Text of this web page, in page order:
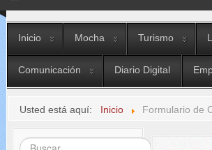
Inicio Mocha Turismo
Comunicación Diario Digital
Usted está aquí: Inicio Formulario de
Buscar...